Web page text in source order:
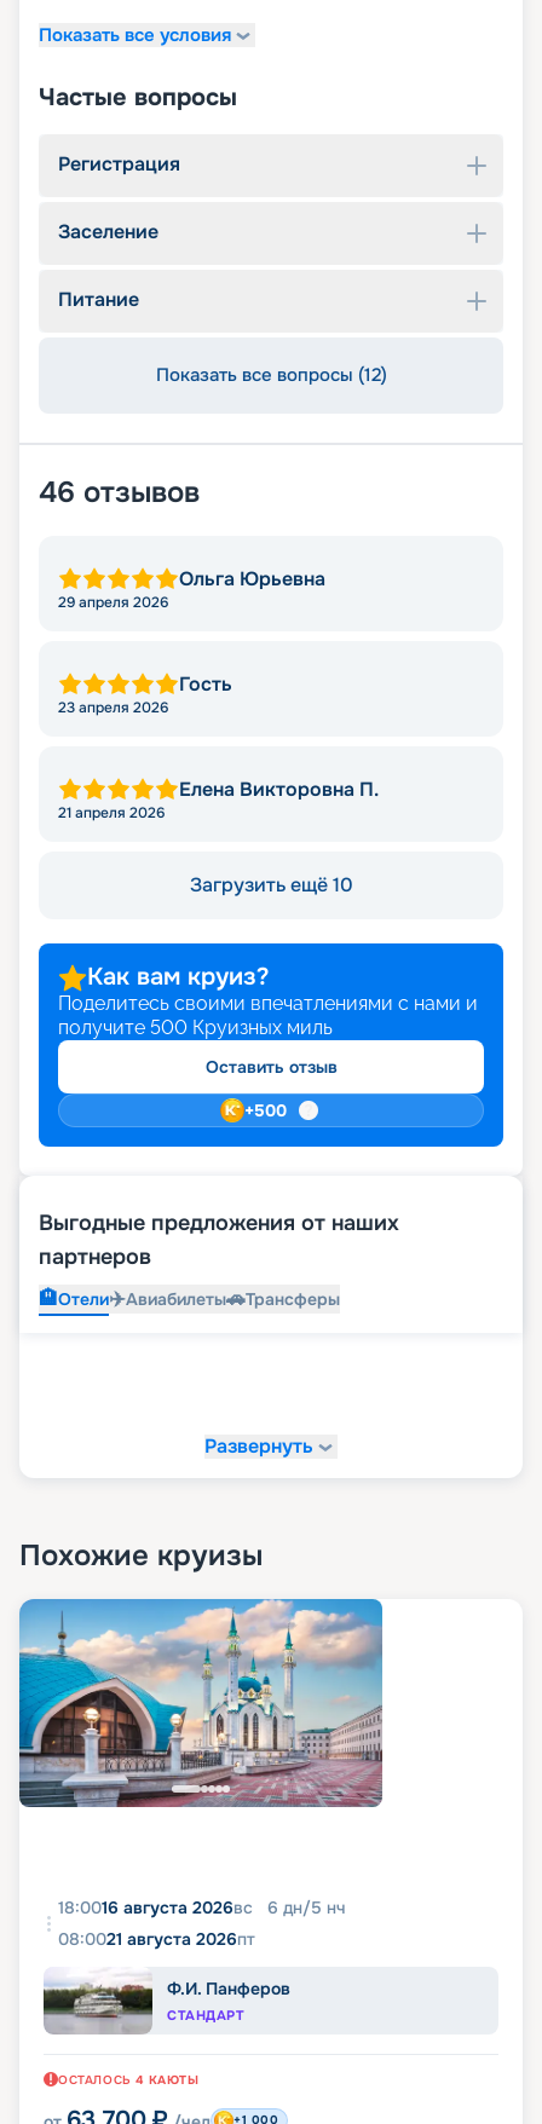
Показать все условия
Частые вопросы
Регистрация
Заселение
Питание
Показать все вопросы (12)
46 отзывов
Ольга Юрьевна
29 апреля 2026
Гость
23 апреля 2026
Елена Викторовна П.
21 апреля 2026
Загрузить ещё 10
Как вам круиз?
Поделитесь своими впечатлениями с нами и
получите 500 Круизных миль
Оставить отзыв
+500
Выгодные предложения от наших
партнеров
🏨Отели✈️Авиабилеты🚗Трансферы
Развернуть
Похожие круизы
18:0016 августа 2026вс 6 дн/5 нч
08:0021 августа 2026пт
Ф.И. Панферов
СТАНДАРТ
ОСТАЛОСЬ 4 КАЮТЫ
+1 000